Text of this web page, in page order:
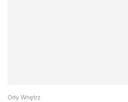
Orły Wnętrz